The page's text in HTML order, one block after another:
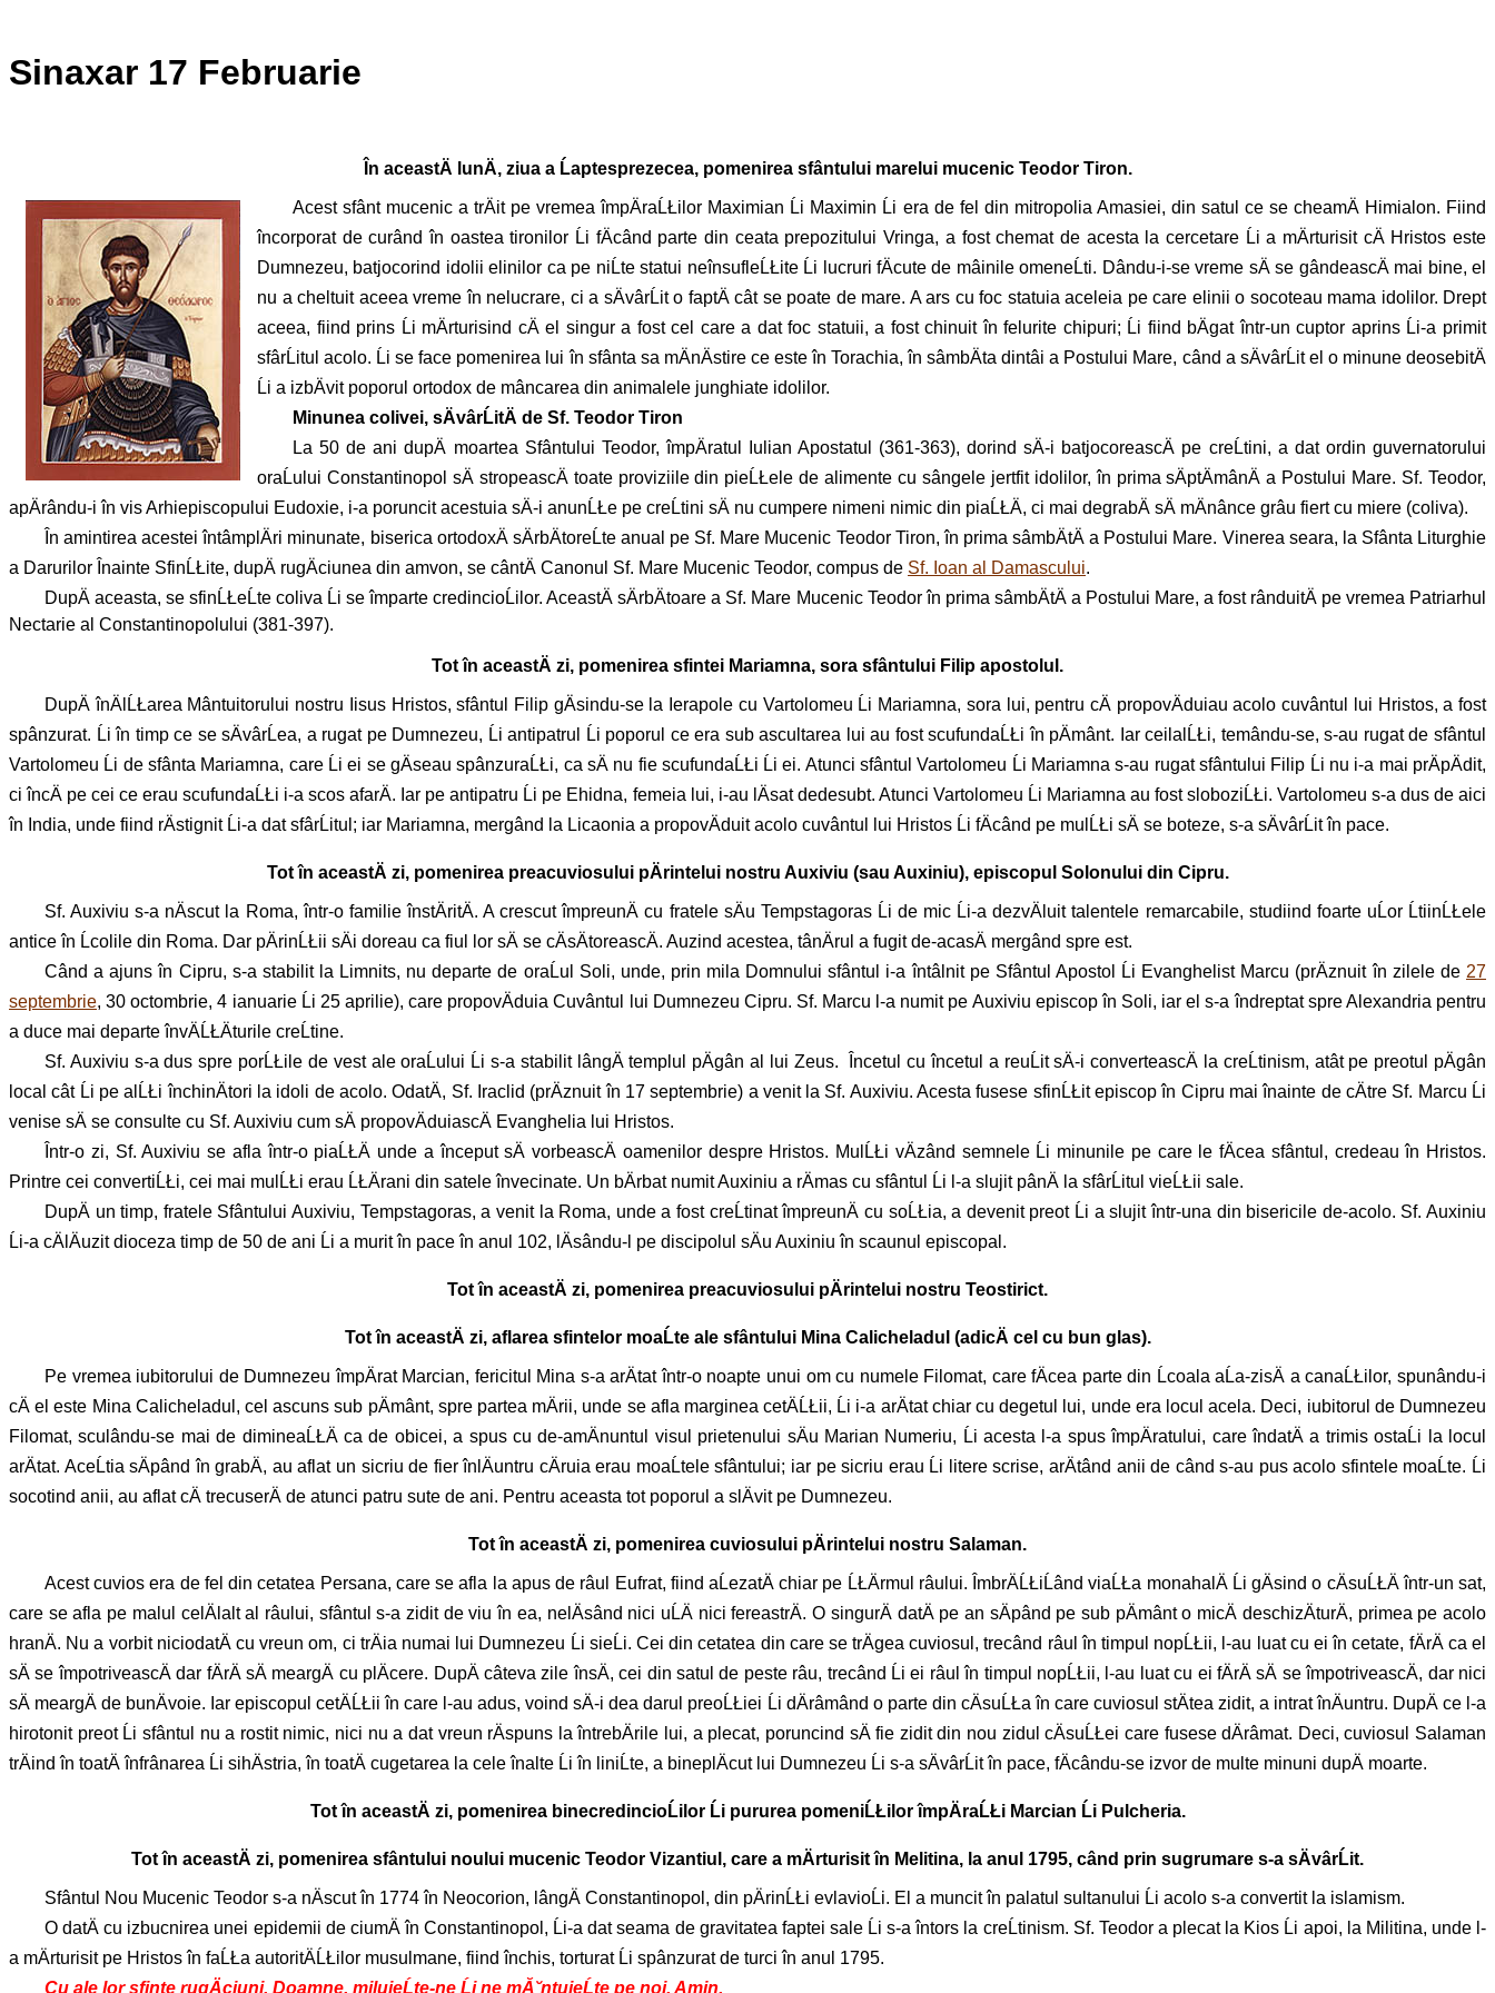
Sinaxar 17 Februarie
În aceastÄ lunÄ, ziua a Ĺaptesprezecea, pomenirea sfântului marelui mucenic Teodor Tiron.
Acest sfânt mucenic a trÄit pe vremea împÄraĹŁilor Maximian Ĺi Maximin Ĺi era de fel din mitropolia Amasiei, din satul ce se cheamÄ Himialon. Fiind
încorporat de curând în oastea tironilor Ĺi fÄcând parte din ceata prepozitului Vringa, a fost chemat de acesta la cercetare Ĺi a mÄrturisit cÄ Hristos este
Dumnezeu, batjocorind idolii elinilor ca pe niĹte statui neînsufleĹŁite Ĺi lucruri fÄcute de mâinile omeneĹti. Dându-i-se vreme sÄ se gândeascÄ mai bine, el
nu a cheltuit aceea vreme în nelucrare, ci a sÄvârĹit o faptÄ cât se poate de mare. A ars cu foc statuia aceleia pe care elinii o socoteau mama idolilor. Drept
aceea, fiind prins Ĺi mÄrturisind cÄ el singur a fost cel care a dat foc statuii, a fost chinuit în felurite chipuri; Ĺi fiind bÄgat într-un cuptor aprins Ĺi-a primit
sfârĹitul acolo. Ĺi se face pomenirea lui în sfânta sa mÄnÄstire ce este în Torachia, în sâmbÄta dintâi a Postului Mare, când a sÄvârĹit el o minune deosebitÄ
Ĺi a izbÄvit poporul ortodox de mâncarea din animalele junghiate idolilor.
Minunea colivei, sÄvârĹitÄ de Sf. Teodor Tiron
La 50 de ani dupÄ moartea Sfântului Teodor, împÄratul Iulian Apostatul (361-363), dorind sÄ-i batjocoreascÄ pe creĹtini, a dat ordin guvernatorului
oraĹului Constantinopol sÄ stropeascÄ toate proviziile din pieĹŁele de alimente cu sângele jertfit idolilor, în prima sÄptÄmânÄ a Postului Mare. Sf. Teodor,
apÄrându-i în vis Arhiepiscopului Eudoxie, i-a poruncit acestuia sÄ-i anunĹŁe pe creĹtini sÄ nu cumpere nimeni nimic din piaĹŁÄ, ci mai degrabÄ sÄ mÄnânce grâu fiert cu miere (coliva).
În amintirea acestei întâmplÄri minunate, biserica ortodoxÄ sÄrbÄtoreĹte anual pe Sf. Mare Mucenic Teodor Tiron, în prima sâmbÄtÄ a Postului Mare. Vinerea seara, la Sfânta Liturghie
a Darurilor Înainte SfinĹŁite, dupÄ rugÄciunea din amvon, se cântÄ Canonul Sf. Mare Mucenic Teodor, compus de Sf. Ioan al Damascului.
DupÄ aceasta, se sfinĹŁeĹte coliva Ĺi se împarte credincioĹilor. AceastÄ sÄrbÄtoare a Sf. Mare Mucenic Teodor în prima sâmbÄtÄ a Postului Mare, a fost rânduitÄ pe vremea Patriarhul
Nectarie al Constantinopolului (381-397).
Tot în aceastÄ zi, pomenirea sfintei Mariamna, sora sfântului Filip apostolul.
DupÄ înÄlĹŁarea Mântuitorului nostru Iisus Hristos, sfântul Filip gÄsindu-se la Ierapole cu Vartolomeu Ĺi Mariamna, sora lui, pentru cÄ propovÄduiau acolo cuvântul lui Hristos, a fost
spânzurat. Ĺi în timp ce se sÄvârĹea, a rugat pe Dumnezeu, Ĺi antipatrul Ĺi poporul ce era sub ascultarea lui au fost scufundaĹŁi în pÄmânt. Iar ceilalĹŁi, temându-se, s-au rugat de sfântul
Vartolomeu Ĺi de sfânta Mariamna, care Ĺi ei se gÄseau spânzuraĹŁi, ca sÄ nu fie scufundaĹŁi Ĺi ei. Atunci sfântul Vartolomeu Ĺi Mariamna s-au rugat sfântului Filip Ĺi nu i-a mai prÄpÄdit,
ci încÄ pe cei ce erau scufundaĹŁi i-a scos afarÄ. Iar pe antipatru Ĺi pe Ehidna, femeia lui, i-au lÄsat dedesubt. Atunci Vartolomeu Ĺi Mariamna au fost sloboziĹŁi. Vartolomeu s-a dus de aici
în India, unde fiind rÄstignit Ĺi-a dat sfârĹitul; iar Mariamna, mergând la Licaonia a propovÄduit acolo cuvântul lui Hristos Ĺi fÄcând pe mulĹŁi sÄ se boteze, s-a sÄvârĹit în pace.
Tot în aceastÄ zi, pomenirea preacuviosului pÄrintelui nostru Auxiviu (sau Auxiniu), episcopul Solonului din Cipru.
Sf. Auxiviu s-a nÄscut la Roma, într-o familie înstÄritÄ. A crescut împreunÄ cu fratele sÄu Tempstagoras Ĺi de mic Ĺi-a dezvÄluit talentele remarcabile, studiind foarte uĹor ĹtiinĹŁele
antice în Ĺcolile din Roma. Dar pÄrinĹŁii sÄi doreau ca fiul lor sÄ se cÄsÄtoreascÄ. Auzind acestea, tânÄrul a fugit de-acasÄ mergând spre est.
Când a ajuns în Cipru, s-a stabilit la Limnits, nu departe de oraĹul Soli, unde, prin mila Domnului sfântul i-a întâlnit pe Sfântul Apostol Ĺi Evanghelist Marcu (prÄznuit în zilele de 27
septembrie, 30 octombrie, 4 ianuarie Ĺi 25 aprilie), care propovÄduia Cuvântul lui Dumnezeu Cipru. Sf. Marcu l-a numit pe Auxiviu episcop în Soli, iar el s-a îndreptat spre Alexandria pentru
a duce mai departe învÄĹŁÄturile creĹtine.
Sf. Auxiviu s-a dus spre porĹŁile de vest ale oraĹului Ĺi s-a stabilit lângÄ templul pÄgân al lui Zeus. Încetul cu încetul a reuĹit sÄ-i converteascÄ la creĹtinism, atât pe preotul pÄgân
local cât Ĺi pe alĹŁi închinÄtori la idoli de acolo. OdatÄ, Sf. Iraclid (prÄznuit în 17 septembrie) a venit la Sf. Auxiviu. Acesta fusese sfinĹŁit episcop în Cipru mai înainte de cÄtre Sf. Marcu Ĺi
venise sÄ se consulte cu Sf. Auxiviu cum sÄ propovÄduiascÄ Evanghelia lui Hristos.
Într-o zi, Sf. Auxiviu se afla într-o piaĹŁÄ unde a început sÄ vorbeascÄ oamenilor despre Hristos. MulĹŁi vÄzând semnele Ĺi minunile pe care le fÄcea sfântul, credeau în Hristos.
Printre cei convertiĹŁi, cei mai mulĹŁi erau ĹŁÄrani din satele învecinate. Un bÄrbat numit Auxiniu a rÄmas cu sfântul Ĺi l-a slujit pânÄ la sfârĹitul vieĹŁii sale.
DupÄ un timp, fratele Sfântului Auxiviu, Tempstagoras, a venit la Roma, unde a fost creĹtinat împreunÄ cu soĹŁia, a devenit preot Ĺi a slujit într-una din bisericile de-acolo. Sf. Auxiniu
Ĺi-a cÄlÄuzit dioceza timp de 50 de ani Ĺi a murit în pace în anul 102, lÄsându-l pe discipolul sÄu Auxiniu în scaunul episcopal.
Tot în aceastÄ zi, pomenirea preacuviosului pÄrintelui nostru Teostirict.
Tot în aceastÄ zi, aflarea sfintelor moaĹte ale sfântului Mina Calicheladul (adicÄ cel cu bun glas).
Pe vremea iubitorului de Dumnezeu împÄrat Marcian, fericitul Mina s-a arÄtat într-o noapte unui om cu numele Filomat, care fÄcea parte din Ĺcoala aĹa-zisÄ a canaĹŁilor, spunându-i
cÄ el este Mina Calicheladul, cel ascuns sub pÄmânt, spre partea mÄrii, unde se afla marginea cetÄĹŁii, Ĺi i-a arÄtat chiar cu degetul lui, unde era locul acela. Deci, iubitorul de Dumnezeu
Filomat, sculându-se mai de dimineaĹŁÄ ca de obicei, a spus cu de-amÄnuntul visul prietenului sÄu Marian Numeriu, Ĺi acesta l-a spus împÄratului, care îndatÄ a trimis ostaĹi la locul
arÄtat. AceĹtia sÄpând în grabÄ, au aflat un sicriu de fier înlÄuntru cÄruia erau moaĹtele sfântului; iar pe sicriu erau Ĺi litere scrise, arÄtând anii de când s-au pus acolo sfintele moaĹte. Ĺi
socotind anii, au aflat cÄ trecuserÄ de atunci patru sute de ani. Pentru aceasta tot poporul a slÄvit pe Dumnezeu.
Tot în aceastÄ zi, pomenirea cuviosului pÄrintelui nostru Salaman.
Acest cuvios era de fel din cetatea Persana, care se afla la apus de râul Eufrat, fiind aĹezatÄ chiar pe ĹŁÄrmul râului. ÎmbrÄĹŁiĹând viaĹŁa monahalÄ Ĺi gÄsind o cÄsuĹŁÄ într-un sat,
care se afla pe malul celÄlalt al râului, sfântul s-a zidit de viu în ea, nelÄsând nici uĹÄ nici fereastrÄ. O singurÄ datÄ pe an sÄpând pe sub pÄmânt o micÄ deschizÄturÄ, primea pe acolo
hranÄ. Nu a vorbit niciodatÄ cu vreun om, ci trÄia numai lui Dumnezeu Ĺi sieĹi. Cei din cetatea din care se trÄgea cuviosul, trecând râul în timpul nopĹŁii, l-au luat cu ei în cetate, fÄrÄ ca el
sÄ se împotriveascÄ dar fÄrÄ sÄ meargÄ cu plÄcere. DupÄ câteva zile însÄ, cei din satul de peste râu, trecând Ĺi ei râul în timpul nopĹŁii, l-au luat cu ei fÄrÄ sÄ se împotriveascÄ, dar nici
sÄ meargÄ de bunÄvoie. Iar episcopul cetÄĹŁii în care l-au adus, voind sÄ-i dea darul preoĹŁiei Ĺi dÄrâmând o parte din cÄsuĹŁa în care cuviosul stÄtea zidit, a intrat înÄuntru. DupÄ ce l-a
hirotonit preot Ĺi sfântul nu a rostit nimic, nici nu a dat vreun rÄspuns la întrebÄrile lui, a plecat, poruncind sÄ fie zidit din nou zidul cÄsuĹŁei care fusese dÄrâmat. Deci, cuviosul Salaman
trÄind în toatÄ înfrânarea Ĺi sihÄstria, în toatÄ cugetarea la cele înalte Ĺi în liniĹte, a bineplÄcut lui Dumnezeu Ĺi s-a sÄvârĹit în pace, fÄcându-se izvor de multe minuni dupÄ moarte.
Tot în aceastÄ zi, pomenirea binecredincioĹilor Ĺi pururea pomeniĹŁilor împÄraĹŁi Marcian Ĺi Pulcheria.
Tot în aceastÄ zi, pomenirea sfântului noului mucenic Teodor Vizantiul, care a mÄrturisit în Melitina, la anul 1795, când prin sugrumare s-a sÄvârĹit.
Sfântul Nou Mucenic Teodor s-a nÄscut în 1774 în Neocorion, lângÄ Constantinopol, din pÄrinĹŁi evlavioĹi. El a muncit în palatul sultanului Ĺi acolo s-a convertit la islamism.
O datÄ cu izbucnirea unei epidemii de ciumÄ în Constantinopol, Ĺi-a dat seama de gravitatea faptei sale Ĺi s-a întors la creĹtinism. Sf. Teodor a plecat la Kios Ĺi apoi, la Militina, unde l-
a mÄrturisit pe Hristos în faĹŁa autoritÄĹŁilor musulmane, fiind închis, torturat Ĺi spânzurat de turci în anul 1795.
Cu ale lor sfinte rugÄciuni, Doamne, miluieĹte-ne Ĺi ne mĂ˘ntuieĹte pe noi. Amin.